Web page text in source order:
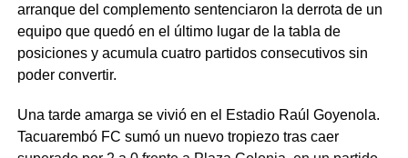
arranque del complemento sentenciaron la derrota de un
equipo que quedó en el último lugar de la tabla de
posiciones y acumula cuatro partidos consecutivos sin
poder convertir.
Una tarde amarga se vivió en el Estadio Raúl Goyenola.
Tacuarembó FC sumó un nuevo tropiezo tras caer